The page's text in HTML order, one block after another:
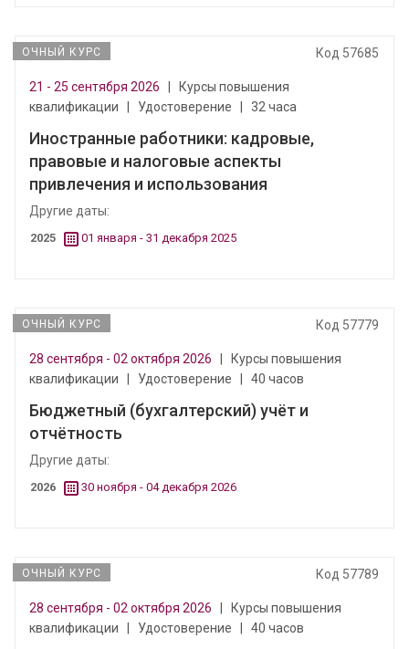
ОЧНЫЙ КУРС Код 57685
21 - 25 сентября 2026
Курсы повышения
квалификации
Удостоверение 32 часа
Иностранные работники: кадровые,
правовые и налоговые аспекты
привлечения и использования
Другие даты:
2025 01 января - 31 декабря 2025
ОЧНЫЙ КУРС Код 57779
28 сентября - 02 октября 2026
Курсы повышения
квалификации
Удостоверение 40 часов
Бюджетный (бухгалтерский) учёт и
отчётность
Другие даты:
2026 30 ноября - 04 декабря 2026
ОЧНЫЙ КУРС Код 57789
28 сентября - 02 октября 2026
Курсы повышения
квалификации
Удостоверение 40 часов